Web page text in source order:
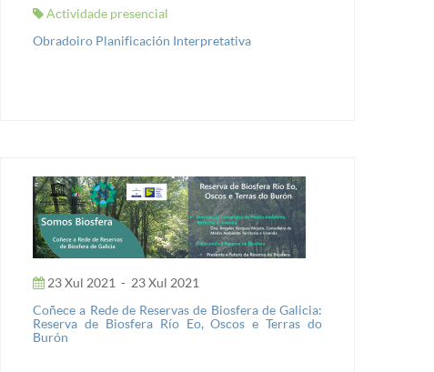
Actividade presencial
Obradoiro Planificación Interpretativa
23 Xul 2021 - 23 Xul 2021
Coñece a Rede de Reservas de Biosfera de Galicia:
Reserva de Biosfera Río Eo, Oscos e Terras do
Burón